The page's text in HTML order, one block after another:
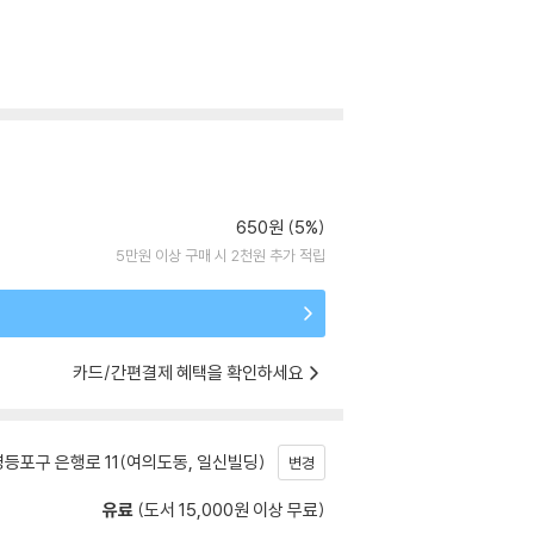
650원 (5%)
5만원 이상 구매 시 2천원 추가 적립
카드/간편결제 혜택을 확인하세요
포구 은행로 11(여의도동, 일신빌딩) 변경
유료 (도서 15,000원 이상 무료)